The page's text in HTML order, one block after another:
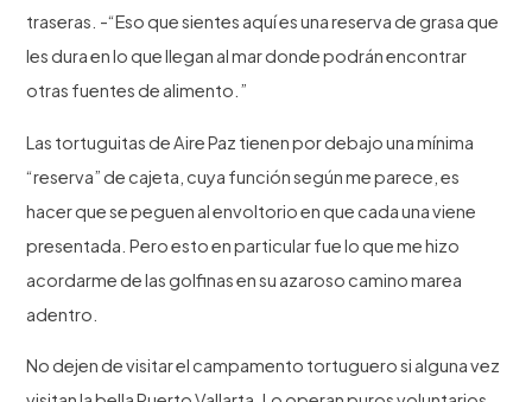
traseras. -“Eso que sientes aquí es una reserva de grasa que
les dura en lo que llegan al mar donde podrán encontrar
otras fuentes de alimento.”
Las tortuguitas de Aire Paz tienen por debajo una mínima
“reserva” de cajeta, cuya función según me parece, es
hacer que se peguen al envoltorio en que cada una viene
presentada. Pero esto en particular fue lo que me hizo
acordarme de las golfinas en su azaroso camino marea
adentro.
No dejen de visitar el campamento tortuguero si alguna vez